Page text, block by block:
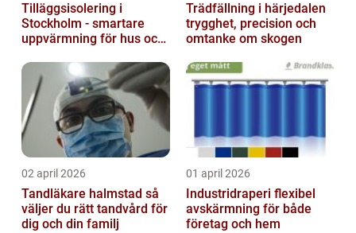
Tilläggsisolering i
Stockholm - smartare
uppvärmning för hus och
Trädfällning i härjedalen
trygghet, precision och
omtanke om skogen
02 april 2026
Tandläkare halmstad så
väljer du rätt tandvård för
dig och din familj
01 april 2026
Industridraperi flexibel
avskärmning för både
företag och hem